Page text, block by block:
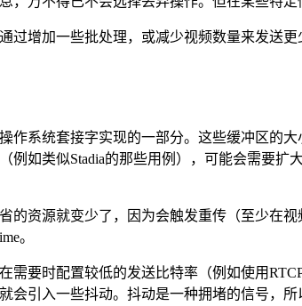
过增加一些批处理，或减少视频数量来发送
作系统套接字实现的一部分。这些缓冲区的
如类似Stadia的那些用例），可能会需要
的资源就变少了，因为会触发重传（至少在
。
要时配置较低的发送比特率（例如使用
会引入一些抖动。抖动是一种拥堵的信号，